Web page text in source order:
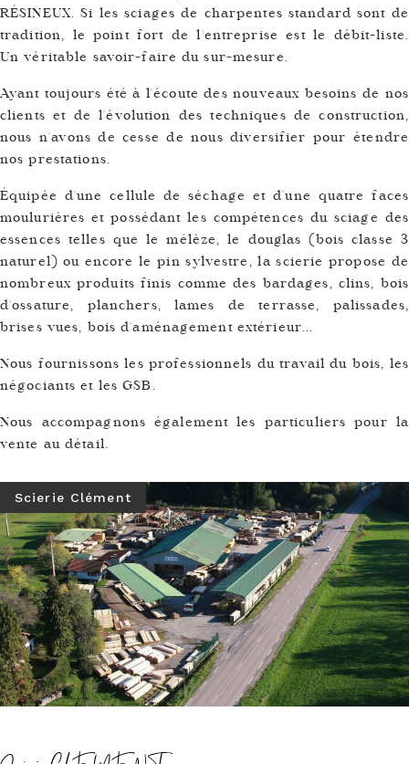
RÉSINEUX. Si les sciages de charpentes standard sont de
tradition, le point fort de l'entreprise est le débit-liste.
Un véritable savoir-faire du sur-mesure.
Ayant toujours été à l'écoute des nouveaux besoins de nos
clients et de l'évolution des techniques de construction,
nous n'avons de cesse de nous diversifier pour étendre
nos prestations.
Équipée d'une cellule de séchage et d'une quatre faces
moulurières et possédant les compétences du sciage des
essences telles que le mélèze, le douglas (bois classe 3
naturel) ou encore le pin sylvestre, la scierie propose de
nombreux produits finis comme des bardages, clins, bois
d'ossature, planchers, lames de terrasse, palissades,
brises vues, bois d'aménagement extérieur...
Nous fournissons les professionnels du travail du bois, les
négociants et les GSB.
Nous accompagnons également les particuliers pour la
vente au détail.
Scierie Clément